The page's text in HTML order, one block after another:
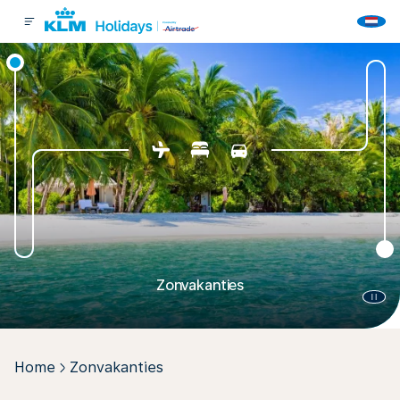
Zonvakanties
Home Zonvakanties